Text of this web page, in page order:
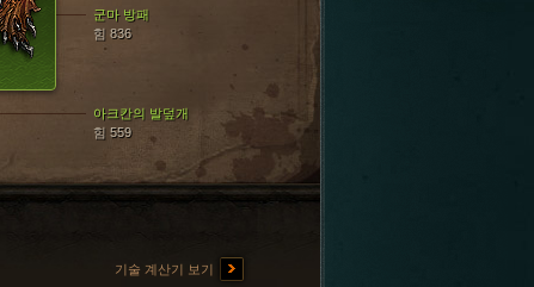
아크칸의 발덮개
힘 559
군마 방패
힘 836
기술 계산기 보기